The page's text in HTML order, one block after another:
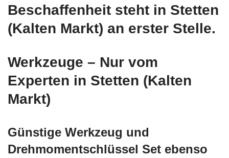
Beschaffenheit steht in Stetten
(Kalten Markt) an erster Stelle.
Werkzeuge – Nur vom
Experten in Stetten (Kalten
Markt)
Günstige Werkzeug und
Drehmomentschlüssel Set ebenso